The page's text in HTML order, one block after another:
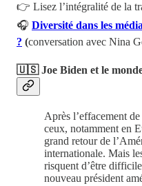
👉 Lisez l’intégralité de la
🎧 Diversité dans les
? (conversation avec Nina
🇺🇸 Joe Biden et le monde
Après l’effacement
ceux, notamment en
grand retour de
internationale. Mais
risquent d’être
nouveau président